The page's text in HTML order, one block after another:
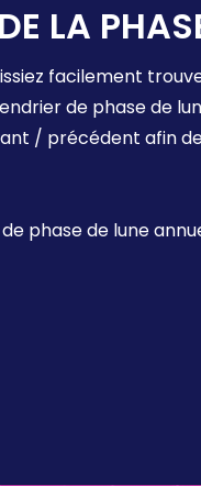
LA
facilement
de phase de
/ précédent afin
phase de lune